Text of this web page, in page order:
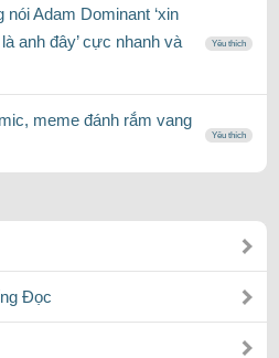
Adam Dominant ‘xin
anh đây’ cực nhanh và
Yêu thích
meme đánh rắm vang
Yêu thích
Đọc